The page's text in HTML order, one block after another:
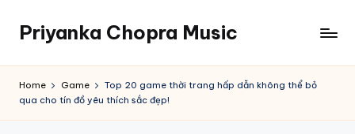
content
Priyanka Chopra Music
Home Game
Top 20 game thời trang hấp dẫn không thể bỏ
qua cho tín đồ yêu thích sắc đẹp!